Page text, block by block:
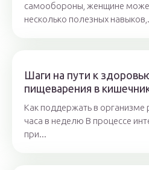
самообороны, женщине
несколько полезных
Шаги на пути к
пищеварения в
Как поддержать в
часа в неделю В процессе
при...